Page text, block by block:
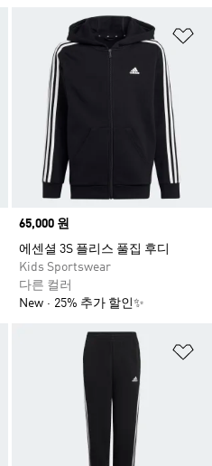
위시리스트 담기
Price
65,000 원
에센셜 3S 플리스 풀집 후디
Kids Sportswear
다른 컬러
New
25% 추가 할인✨
위시리스트 담기